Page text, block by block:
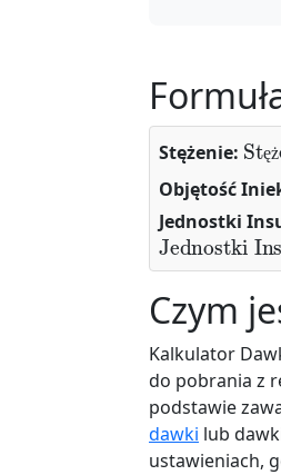
Stężenie: ęż
Zawartość
Objętość
Objętość
Jednostki
Jednostki
Czym
Kalkulator
do pobrania z
podstawie
dawki lub
ustawieniach,